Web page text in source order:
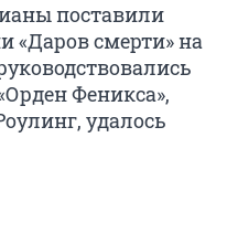
поставили
«Даров смерти» на
Феникса»,
удалось